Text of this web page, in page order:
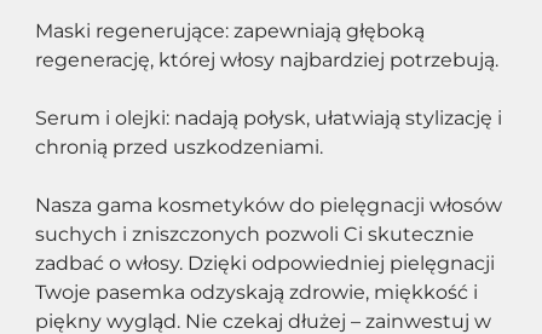
Maski regenerujące: zapewniają głęboką
regenerację, której włosy najbardziej potrzebują.
Serum i olejki: nadają połysk, ułatwiają stylizację i
chronią przed uszkodzeniami.
Nasza gama kosmetyków do pielęgnacji włosów
suchych i zniszczonych pozwoli Ci skutecznie
zadbać o włosy. Dzięki odpowiedniej pielęgnacji
Twoje pasemka odzyskają zdrowie, miękkość i
piękny wygląd. Nie czekaj dłużej – zainwestuj w